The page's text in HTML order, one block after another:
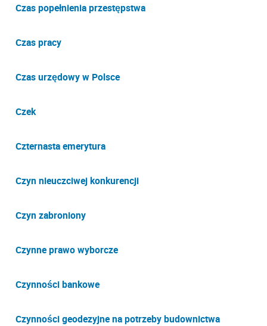
Czas popełnienia przestępstwa
Czas pracy
Czas urzędowy w Polsce
Czek
Czternasta emerytura
Czyn nieuczciwej konkurencji
Czyn zabroniony
Czynne prawo wyborcze
Czynności bankowe
Czynności geodezyjne na potrzeby budownictwa